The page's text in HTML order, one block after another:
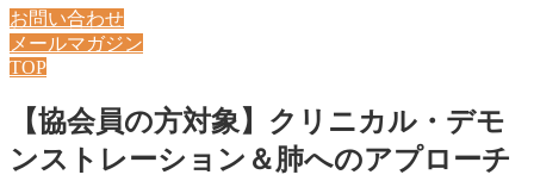
お問い合わせ
メールマガジン
TOP
【協会員の方対象】クリニカル・デモ
ンストレーション＆肺へのアプローチ